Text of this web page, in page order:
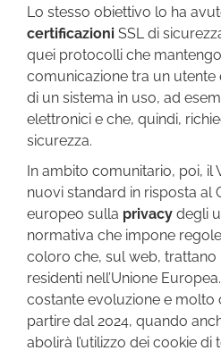
Lo stesso obiettivo lo ha
certificazioni SSL di
quei protocolli che
comunicazione tra un utente
di un sistema in uso, ad
elettronici e che, quindi,
sicurezza.
In ambito comunitario, poi, il
nuovi standard in risposta al
europeo sulla privacy degli
normativa che impone
coloro che, sul web, trattano
residenti nell’Unione
costante evoluzione e molto
partire dal 2024, quando
abolirà l’utilizzo dei cookie di